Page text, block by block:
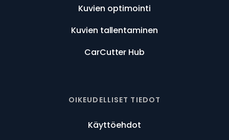
Kuvien optimointi
Kuvien tallentaminen
CarCutter Hub
OIKEUDELLISET TIEDOT
Käyttöehdot